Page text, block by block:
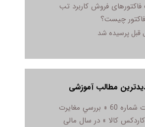
فروش کاربرد تب
چیست؟
مطالب آموزشی
راه حل مغایرت شماره 60 « بررسي مغايرت
کالا » در سال مالی